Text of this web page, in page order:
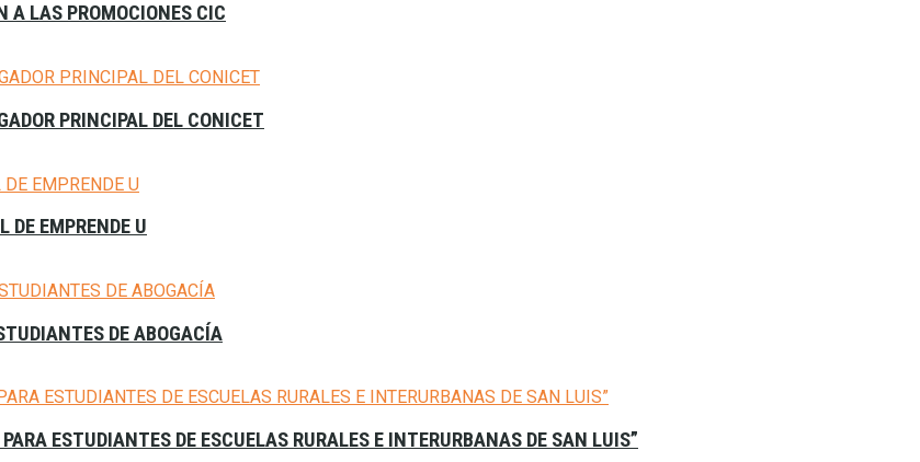
A LAS PROMOCIONES CIC
PRINCIPAL DEL CONICET
DE EMPRENDE U
DE ABOGACÍA
ESTUDIANTES DE ESCUELAS RURALES E INTERURBANAS DE SAN LUIS”